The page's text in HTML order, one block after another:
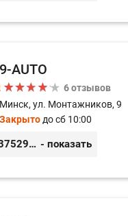
AUTO
6 отзывов
Минск, ул. Монтажников, 9
Закрытодо сб 10:00
+375299395764 - показать